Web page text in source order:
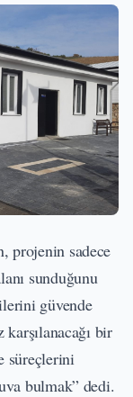
projenin sadece
sunduğunu
güvende
bir
süreçlerini
bulmak” dedi.